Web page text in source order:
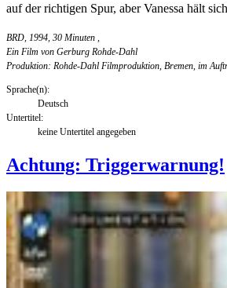
auf der richtigen Spur, aber Vanessa hält
BRD, 1994, 30 Minuten
Ein Film von Gerburg Rohde-Dahl
Produktion: Rohde-Dahl Filmproduktion, Bremen, im
Sprache(n):
Deutsch
Untertitel:
keine Untertitel angegeben
Achtung: Triggerwarnung!